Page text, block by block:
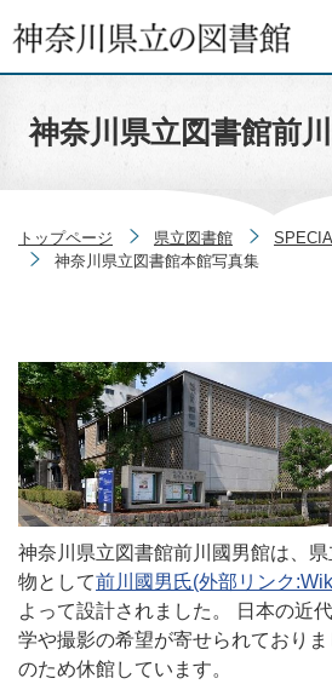
コンテンツへスキップ
神奈川県立図書館前
トップページ 県立図書館
神奈川県立図書館本館写真集
神奈川県立図書館前川國男館は、
物として前川國男氏(外部リンク
よって設計されました。 日本の近
学や撮影の希望が寄せられており
のため休館しています。